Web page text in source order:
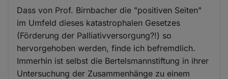
Dass von Prof. Birnbacher die "positiven Seiten"
im Umfeld dieses katastrophalen Gesetzes
(Förderung der Palliativversorgung?!) so
hervorgehoben werden, finde ich befremdlich.
Immerhin ist selbst die Bertelsmannstiftung in ihrer
Untersuchung der Zusammenhänge zu einem